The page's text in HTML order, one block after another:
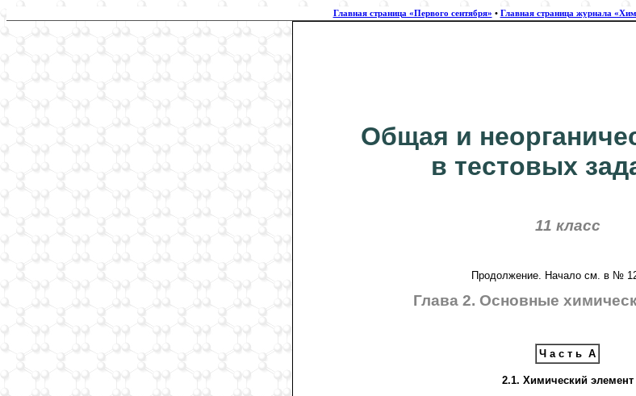
Главная страница «Первого сентября» • Главная страница журнала
Общая и
в тестовых
11 класс
Продолжение. Начало см. в №
Глава 2. Основные
Ч а с т ь А
2.1. Химический элемент